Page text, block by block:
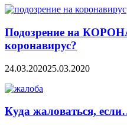
Подозрение на
коронавирус?
24.03.202025.03.2020
Куда жаловаться,